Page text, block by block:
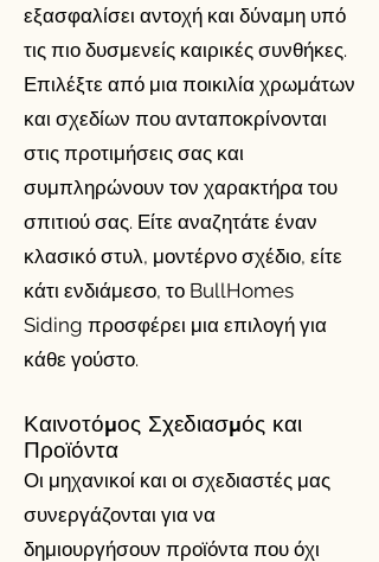
εξασφαλίσει αντοχή και δύναμη υπό
τις πιο δυσμενείς καιρικές συνθήκες.
Επιλέξτε από μια ποικιλία χρωμάτων
και σχεδίων που ανταποκρίνονται
στις προτιμήσεις σας και
συμπληρώνουν τον χαρακτήρα του
σπιτιού σας. Είτε αναζητάτε έναν
κλασικό στυλ, μοντέρνο σχέδιο, είτε
κάτι ενδιάμεσο, το BullHomes
Siding προσφέρει μια επιλογή για
κάθε γούστο.
Καινοτόμος Σχεδιασμός και
Προϊόντα
Οι μηχανικοί και οι σχεδιαστές μας
συνεργάζονται για να
δημιουργήσουν προϊόντα που όχι